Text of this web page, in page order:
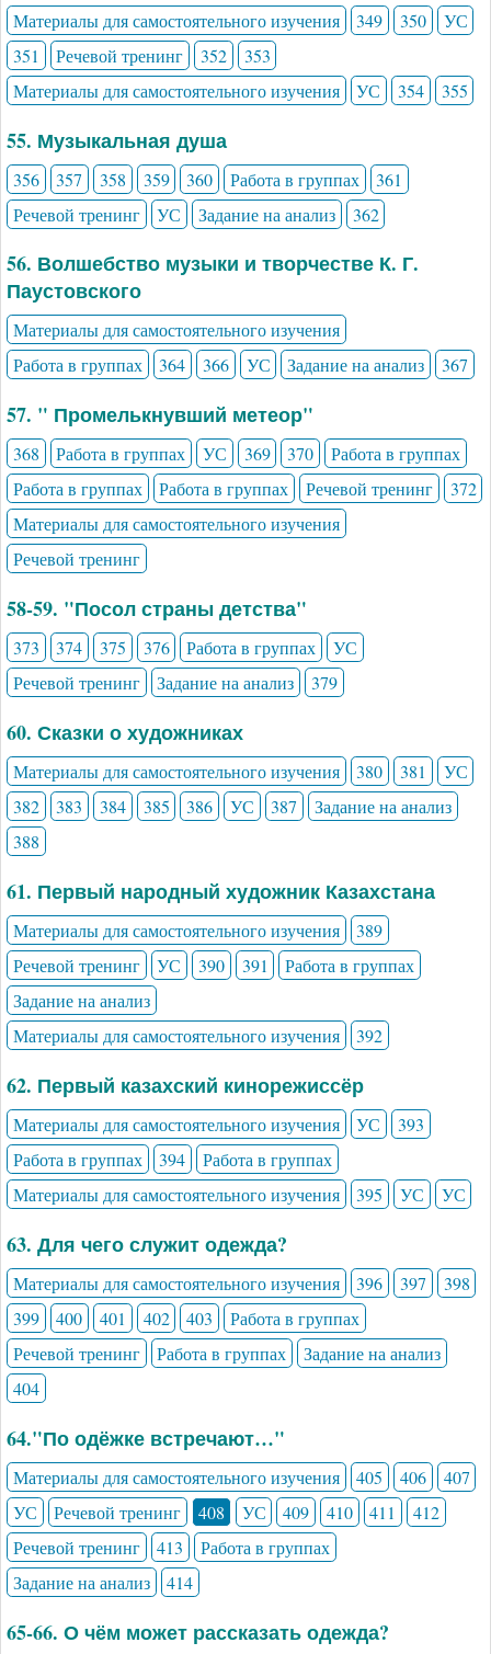
Материалы для самостоятельного изучения 349 350
УС
351
Речевой тренинг 352
353
Материалы для самостоятельного изучения
УС 354 355
55. Музыкальная душа
356 357 358 359 360 Работа в группах
361
Речевой тренинг
УС Задание на анализ 362
56. Волшебство музыки и творчестве К. Г.
Паустовского
Материалы для самостоятельного изучения
Работа в группах
364 366 УС Задание на анализ 367
57. " Промелькнувший метеор"
368 Работа в группах УС 369 370
Работа в группах
Работа в группах
Работа в группах Речевой тренинг
372
Материалы для самостоятельного изучения
Речевой тренинг
58-59. "Посол страны детства"
373 374 375 376 Работа в группах
УС
Речевой тренинг
Задание на анализ 379
60. Сказки о художниках
Материалы для самостоятельного изучения 380 381
УС
382
383 384 385 386 УС 387
Задание на анализ
388
61. Первый народный художник Казахстана
Материалы для самостоятельного изучения
389
Речевой тренинг
УС 390 391
Работа в группах
Задание на анализ
Материалы для самостоятельного изучения
392
62. Первый казахский кинорежиссёр
Материалы для самостоятельного изучения УС
393
Работа в группах
394
Работа в группах
Материалы для самостоятельного изучения
395 УС УС
63. Для чего служит одежда?
Материалы для самостоятельного изучения 396 397
398
399
400 401 402 403
Работа в группах
Речевой тренинг
Работа в группах
Задание на анализ
404
64."По одёжке встречают…"
Материалы для самостоятельного изучения 405 406
407
УС
Речевой тренинг 408 УС 409 410 411
412
Речевой тренинг
413
Работа в группах
Задание на анализ
414
65-66. О чём может рассказать одежда?